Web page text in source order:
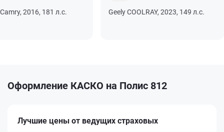
2016, 181 л.с. Geely COOLRAY, 2023, 149 л.с.
Оформление КАСКО на Полис 812
Лучшие цены от ведущих страховых